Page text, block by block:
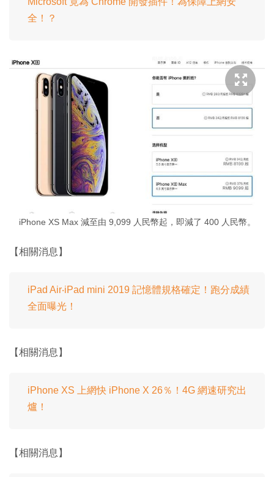
全！？
iPhone XS Max 減至由 9,099 人民幣起，即減了 400 人民幣。
【相關消息】
iPad Air‧iPad mini 2019 記憶體規格確定！跑分成績
全面曝光！
【相關消息】
iPhone XS 上網快 iPhone X 26％！4G 網速研究出
爐！
【相關消息】